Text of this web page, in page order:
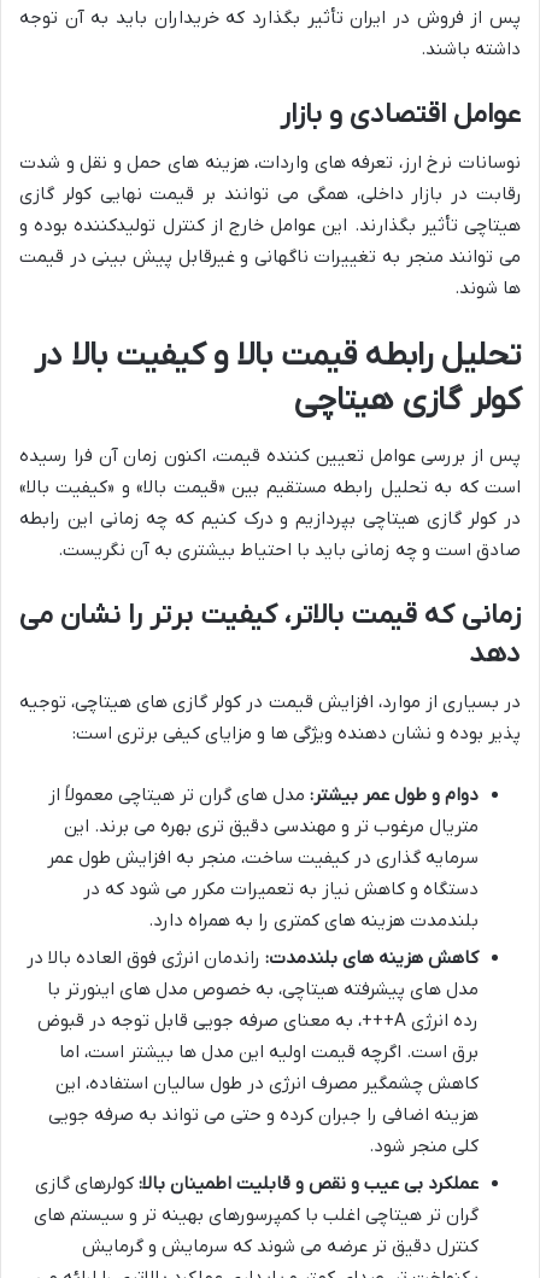
پس از فروش در ایران تأثیر بگذارد که خریداران باید به آن توجه
داشته باشند.
عوامل اقتصادی و بازار
نوسانات نرخ ارز، تعرفه های واردات، هزینه های حمل و نقل و شدت
رقابت در بازار داخلی، همگی می توانند بر قیمت نهایی کولر گازی
هیتاچی تأثیر بگذارند. این عوامل خارج از کنترل تولیدکننده بوده و
می توانند منجر به تغییرات ناگهانی و غیرقابل پیش بینی در قیمت
ها شوند.
تحلیل رابطه قیمت بالا و کیفیت بالا در
کولر گازی هیتاچی
پس از بررسی عوامل تعیین کننده قیمت، اکنون زمان آن فرا رسیده
است که به تحلیل رابطه مستقیم بین «قیمت بالا» و «کیفیت بالا»
در کولر گازی هیتاچی بپردازیم و درک کنیم که چه زمانی این رابطه
صادق است و چه زمانی باید با احتیاط بیشتری به آن نگریست.
زمانی که قیمت بالاتر، کیفیت برتر را نشان می
دهد
در بسیاری از موارد، افزایش قیمت در کولر گازی های هیتاچی، توجیه
پذیر بوده و نشان دهنده ویژگی ها و مزایای کیفی برتری است:
دوام و طول عمر بیشتر: مدل های گران تر هیتاچی معمولاً از
متریال مرغوب تر و مهندسی دقیق تری بهره می برند. این
سرمایه گذاری در کیفیت ساخت، منجر به افزایش طول عمر
دستگاه و کاهش نیاز به تعمیرات مکرر می شود که در
بلندمدت هزینه های کمتری را به همراه دارد.
کاهش هزینه های بلندمدت: راندمان انرژی فوق العاده بالا در
مدل های پیشرفته هیتاچی، به خصوص مدل های اینورتر با
رده انرژی A+++، به معنای صرفه جویی قابل توجه در قبوض
برق است. اگرچه قیمت اولیه این مدل ها بیشتر است، اما
کاهش چشمگیر مصرف انرژی در طول سالیان استفاده، این
هزینه اضافی را جبران کرده و حتی می تواند به صرفه جویی
کلی منجر شود.
عملکرد بی عیب و نقص و قابلیت اطمینان بالا: کولرهای گازی
گران تر هیتاچی اغلب با کمپرسورهای بهینه تر و سیستم های
کنترل دقیق تر عرضه می شوند که سرمایش و گرمایش